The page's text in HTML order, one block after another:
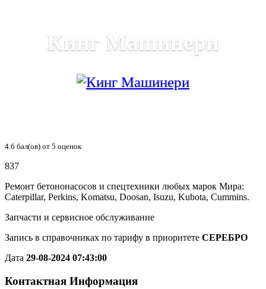
Кинг Машинери
4.6 бал(ов) от 5 оценок
837
Ремонт бетононасосов и спецтехники любых марок Мира:
Caterpillar, Perkins, Komatsu, Doosan, Isuzu, Kubota, Сummins.
Запчасти и сервисное обслуживание
Запись в справочниках по тарифу в приоритете СЕРЕБРО
Дата 29-08-2024 07:43:00
Контактная Информация